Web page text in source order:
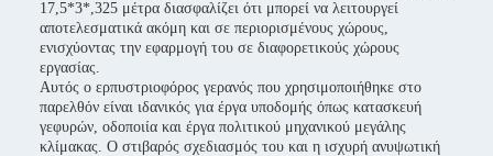
17,5*3*,325 μέτρα διασφαλίζει ότι μπορεί να λειτουργεί
αποτελεσματικά ακόμη και σε περιορισμένους χώρους,
ενισχύοντας την εφαρμογή του σε διαφορετικούς χώρους
εργασίας.
Αυτός ο ερπυστριοφόρος γερανός που χρησιμοποιήθηκε στο
παρελθόν είναι ιδανικός για έργα υποδομής όπως κατασκευή
γεφυρών, οδοποιία και έργα πολιτικού μηχανικού μεγάλης
κλίμακας. Ο στιβαρός σχεδιασμός του και η ισχυρή ανυψωτική